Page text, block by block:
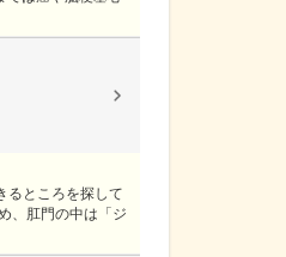
るところを探して
、肛門の中は「ジ